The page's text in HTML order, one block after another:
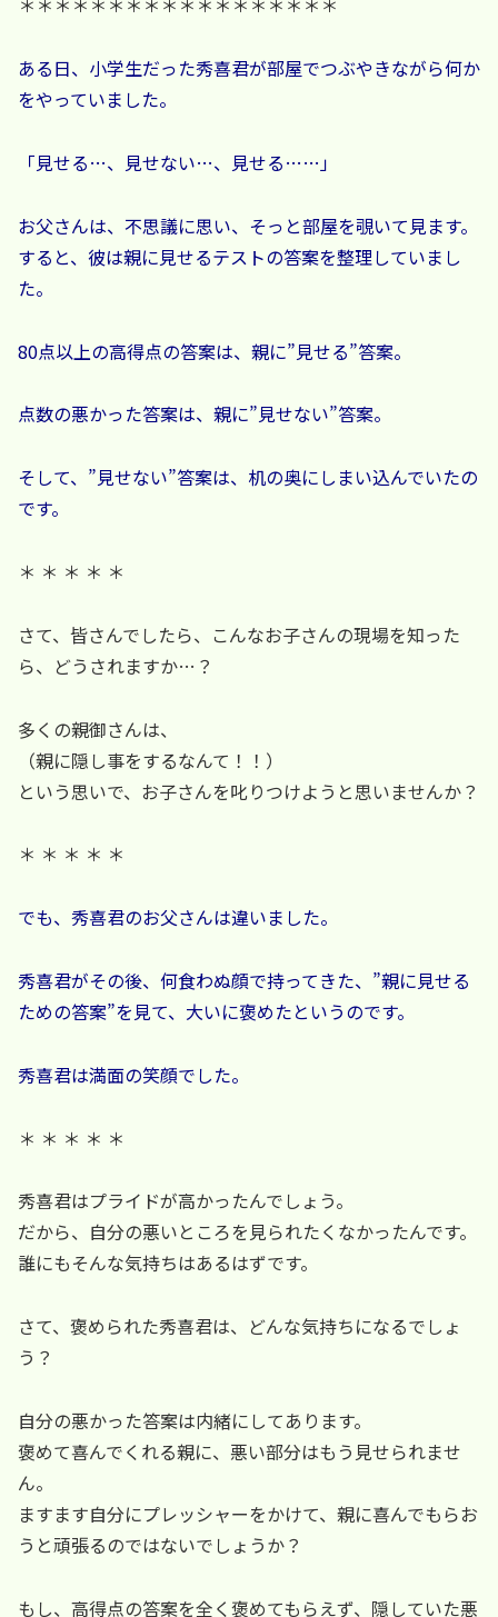
ある日、小学生だった秀喜君が部屋でつぶやきながら何か
をやっていました。
「見せる…、見せない…、見せる……」
お父さんは、不思議に思い、そっと部屋を覗いて見ます。
すると、彼は親に見せるテストの答案を整理していまし
た。
80点以上の高得点の答案は、親に”見せる”答案。
点数の悪かった答案は、親に”見せない”答案。
そして、”見せない”答案は、机の奥にしまい込んでいたの
です。
＊ ＊ ＊ ＊ ＊
さて、皆さんでしたら、こんなお子さんの現場を知った
ら、どうされますか…？
多くの親御さんは、
（親に隠し事をするなんて！！）
という思いで、お子さんを叱りつけようと思いませんか？
＊ ＊ ＊ ＊ ＊
でも、秀喜君のお父さんは違いました。
秀喜君がその後、何食わぬ顔で持ってきた、”親に見せる
ための答案”を見て、大いに褒めたというのです。
秀喜君は満面の笑顔でした。
＊ ＊ ＊ ＊ ＊
秀喜君はプライドが高かったんでしょう。
だから、自分の悪いところを見られたくなかったんです。
誰にもそんな気持ちはあるはずです。
さて、褒められた秀喜君は、どんな気持ちになるでしょ
う？
自分の悪かった答案は内緒にしてあります。
褒めて喜んでくれる親に、悪い部分はもう見せられませ
ん。
ますます自分にプレッシャーをかけて、親に喜んでもらお
うと頑張るのではないでしょうか？
もし、高得点の答案を全く褒めてもらえず、隠していた悪